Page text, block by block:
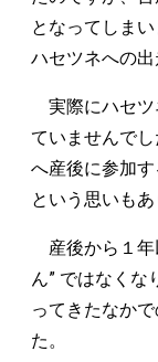
となってしま
ハセツネへの出
実際にハセツ
ていませんで
へ産後に参加
という思いもあ
産後から１年
ん” ではなくな
ってきたなか
た。